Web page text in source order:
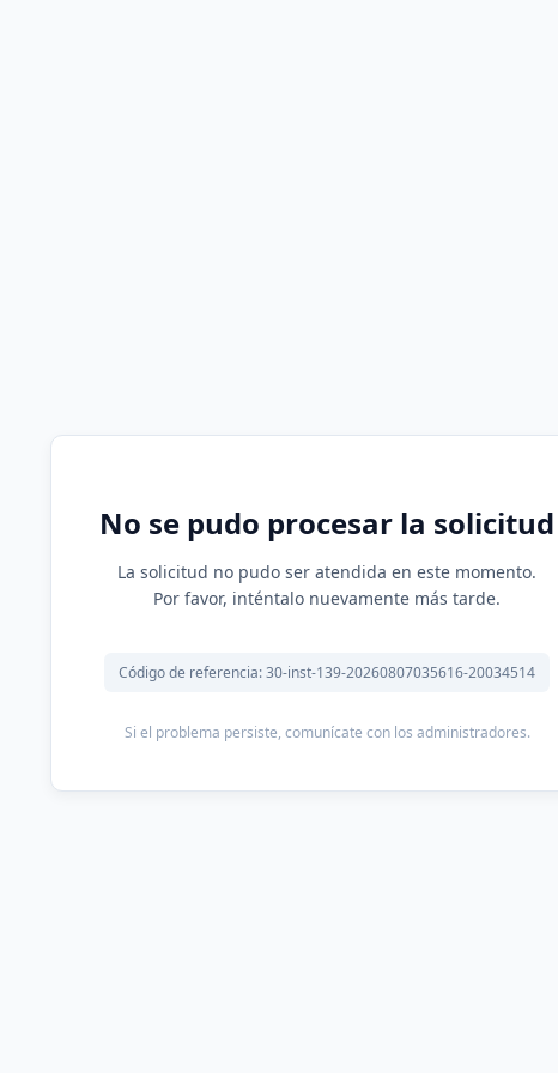
No se pudo procesar la solicitud
La solicitud no pudo ser atendida en este momento.
Por favor, inténtalo nuevamente más tarde.
Código de referencia: 30-inst-139-20260807035616-20034514
Si el problema persiste, comunícate con los administradores.